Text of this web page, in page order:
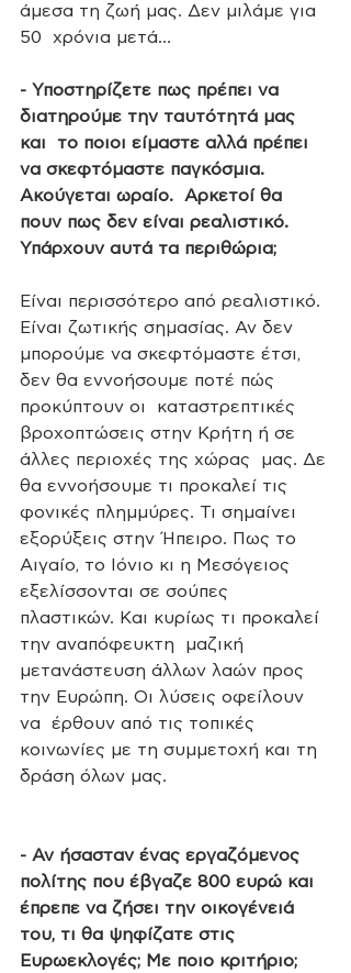
άμεσα τη ζωή μας. Δεν μιλάμε για
50  χρόνια μετά…
- Υποστηρίζετε πως πρέπει να
διατηρούμε την ταυτότητά μας
και  το ποιοι είμαστε αλλά πρέπει
να σκεφτόμαστε παγκόσμια.
Ακούγεται ωραίο.  Αρκετοί θα
πουν πως δεν είναι ρεαλιστικό.
Υπάρχουν αυτά τα περιθώρια;
Είναι περισσότερο από ρεαλιστικό.
Είναι ζωτικής σημασίας. Αν δεν
μπορούμε να σκεφτόμαστε έτσι,
δεν θα εννοήσουμε ποτέ πώς
προκύπτουν οι  καταστρεπτικές
βροχοπτώσεις στην Κρήτη ή σε
άλλες περιοχές της χώρας  μας. Δε
θα εννοήσουμε τι προκαλεί τις
φονικές πλημμύρες. Τι σημαίνει
εξορύξεις στην Ήπειρο. Πως το
Αιγαίο, το Ιόνιο κι η Μεσόγειος
εξελίσσονται σε σούπες
πλαστικών. Και κυρίως τι προκαλεί
την αναπόφευκτη  μαζική
μετανάστευση άλλων λαών προς
την Ευρώπη. Οι λύσεις οφείλουν
να  έρθουν από τις τοπικές
κοινωνίες με τη συμμετοχή και τη
δράση όλων μας.
- Αν ήσασταν ένας εργαζόμενος
πολίτης που έβγαζε 800 ευρώ και
έπρεπε να ζήσει την οικογένειά
του, τι θα ψηφίζατε στις
Ευρωεκλογές; Με ποιο κριτήριο;